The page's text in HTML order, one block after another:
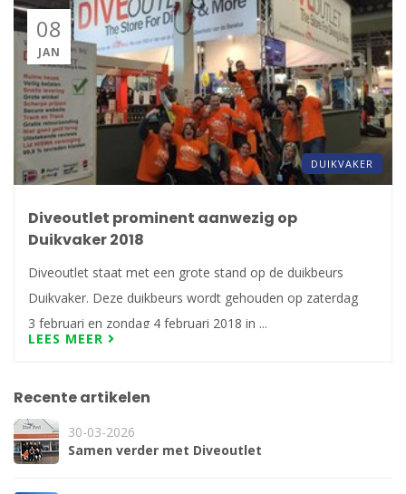
08
JAN
DUIKVAKER
Diveoutlet prominent aanwezig op
Duikvaker 2018
Diveoutlet staat met een grote stand op de duikbeurs
Duikvaker. Deze duikbeurs wordt gehouden op zaterdag
3 februari en zondag 4 februari 2018 in ...
LEES MEER
Recente artikelen
30-03-2026
Samen verder met Diveoutlet